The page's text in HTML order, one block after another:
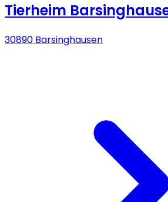
Tierheim
30890 Barsinghausen